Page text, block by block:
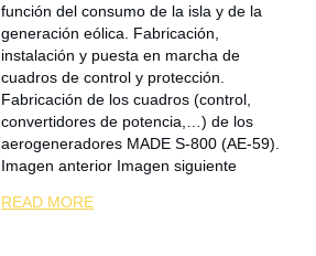
función del consumo de la isla y de la
generación eólica. Fabricación,
instalación y puesta en marcha de
cuadros de control y protección.
Fabricación de los cuadros (control,
convertidores de potencia,…) de los
aerogeneradores MADE S-800 (AE-59).
Imagen anterior Imagen siguiente
READ MORE